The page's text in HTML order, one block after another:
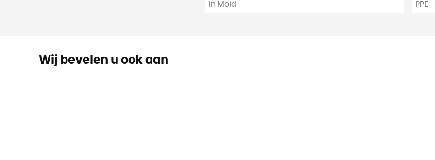
In Mold
PPE
Wij bevelen u ook aan